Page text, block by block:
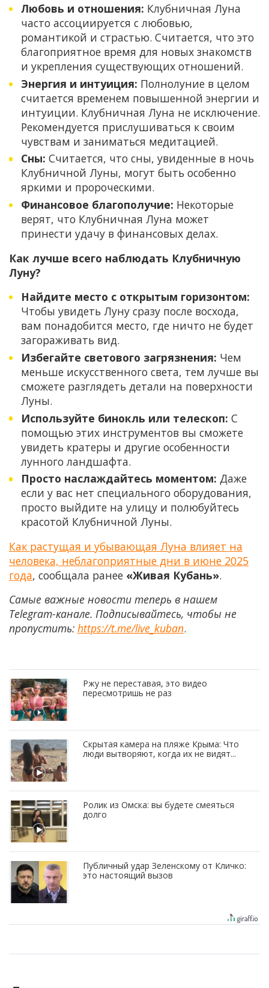
Любовь и отношения: Клубничная Луна
часто ассоциируется с любовью,
романтикой и страстью. Считается, что это
благоприятное время для новых знакомств
и укрепления существующих отношений.
Энергия и интуиция: Полнолуние в целом
считается временем повышенной энергии и
интуиции. Клубничная Луна не исключение.
Рекомендуется прислушиваться к своим
чувствам и заниматься медитацией.
Сны: Считается, что сны, увиденные в ночь
Клубничной Луны, могут быть особенно
яркими и пророческими.
Финансовое благополучие: Некоторые
верят, что Клубничная Луна может
принести удачу в финансовых делах.
Как лучше всего наблюдать Клубничную
Луну?
Найдите место с открытым горизонтом:
Чтобы увидеть Луну сразу после восхода,
вам понадобится место, где ничто не будет
загораживать вид.
Избегайте светового загрязнения: Чем
меньше искусственного света, тем лучше вы
сможете разглядеть детали на поверхности
Луны.
Используйте бинокль или телескоп: С
помощью этих инструментов вы сможете
увидеть кратеры и другие особенности
лунного ландшафта.
Просто наслаждайтесь моментом: Даже
если у вас нет специального оборудования,
просто выйдите на улицу и полюбуйтесь
красотой Клубничной Луны.
Как растущая и убывающая Луна влияет на
человека, неблагоприятные дни в июне 2025
года, сообщала ранее «Живая Кубань».
Самые важные новости теперь в нашем
Telegram-канале. Подписывайтесь, чтобы не
пропустить: https://t.me/live_kuban.
Ржу не переставая, это видео
пересмотришь не раз
Скрытая камера на пляже Крыма: Что
люди вытворяют, когда их не видят...
Ролик из Омска: вы будете смеяться
долго
Публичный удар Зеленскому от Кличко:
это настоящий вызов